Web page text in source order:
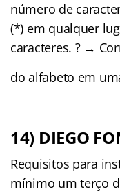
número de
(*) em qualquer
caracteres. ? →
do alfabeto em
14) DIEGO
Requisitos para
mínimo um terço